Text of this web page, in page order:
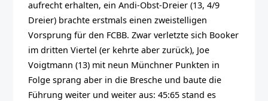
aufrecht erhalten, ein Andi-Obst-Dreier (13, 4/9
Dreier) brachte erstmals einen zweistelligen
Vorsprung für den FCBB. Zwar verletzte sich Booker
im dritten Viertel (er kehrte aber zurück), Joe
Voigtmann (13) mit neun Münchner Punkten in
Folge sprang aber in die Bresche und baute die
Führung weiter und weiter aus: 45:65 stand es